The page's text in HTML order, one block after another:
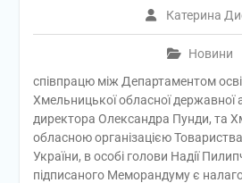
Катерина
Новини
співпрацю між Департаментом
Хмельницької обласної державної
директора Олександра Пунди, та
обласною організацією
України, в особі голови Надії
підписаного Меморандуму є